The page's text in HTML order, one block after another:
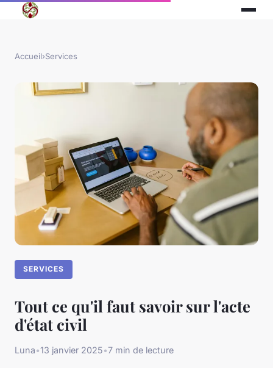
Accueil›Services
SERVICES
Tout ce qu'il faut savoir sur l'acte
d'état civil
Luna•13 janvier 2025•7 min de lecture